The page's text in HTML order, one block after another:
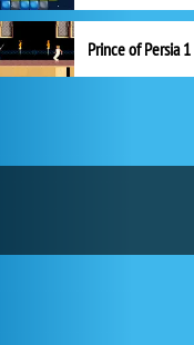
Prince of Persia 1